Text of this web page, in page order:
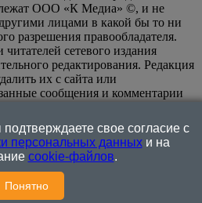
ООО «К Медиа» ©, и не
лицами в какой бы то ни
разрешения правообладателя.
сетевого издания
редактирования. Редакция
их с сайта или
сообщения и комментарии
закона.
рекомендательные
технологии предоставления
систематизации и анализа
пользователей сети
территории Российской
свое согласие с
персональных данныхи на
cookie-файлов.
Понятно